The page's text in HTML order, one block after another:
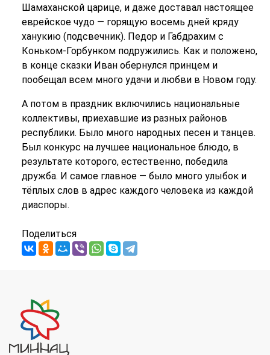
Шамаханской царице, и даже доставал настоящее
еврейское чудо — горящую восемь дней кряду
ханукию (подсвечник). Педор и Габдрахим с
Коньком-Горбунком подружились. Как и положено,
в конце сказки Иван обернулся принцем и
пообещал всем много удачи и любви в Новом году.
А потом в праздник включились национальные
коллективы, приехавшие из разных районов
республики. Было много народных песен и танцев.
Был конкурс на лучшее национальное блюдо, в
результате которого, естественно, победила
дружба. И самое главное — было много улыбок и
тёплых слов в адрес каждого человека из каждой
диаспоры.
Поделиться